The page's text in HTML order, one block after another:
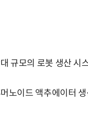
규모의 로봇 생산 시
노이드 액추에이터